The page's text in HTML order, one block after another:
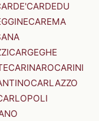
CARDEDU
CAREMA
CARGEGHE
CARINAROCARINI
CARLAZZO